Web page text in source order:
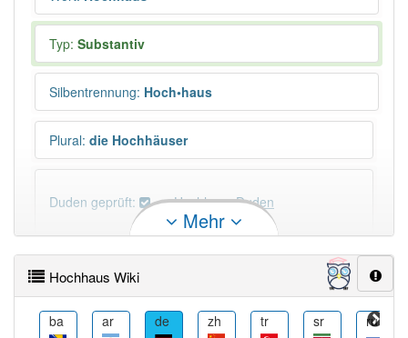
Typ: Substantiv
Silbentrennung: Hoch•haus
Plural: die Hochhäuser
Duden geprüft: Hochhaus Duden
PowerIndex:19
Mehr
Hochhaus Wiki
ba ar de zh tr sr ru